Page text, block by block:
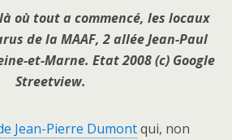
là où tout a commencé, les locaux
de la MAAF, 2 allée Jean-Paul
et-Marne. Etat 2008 (c) Google
Streetview.
Jean-Pierre Dumontqui, non